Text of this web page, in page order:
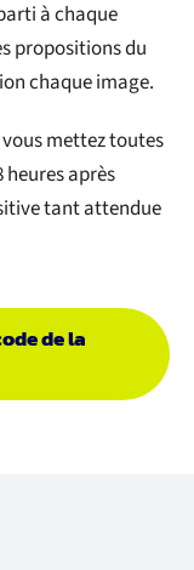
à chaque
propositions du
chaque image.
mettez toutes
heures après
tant attendue
de la